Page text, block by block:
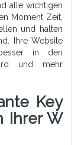
alle wichtigen
Moment Zeit,
und halten
Ihre Website
in den
und mehr
Key
Ihrer W